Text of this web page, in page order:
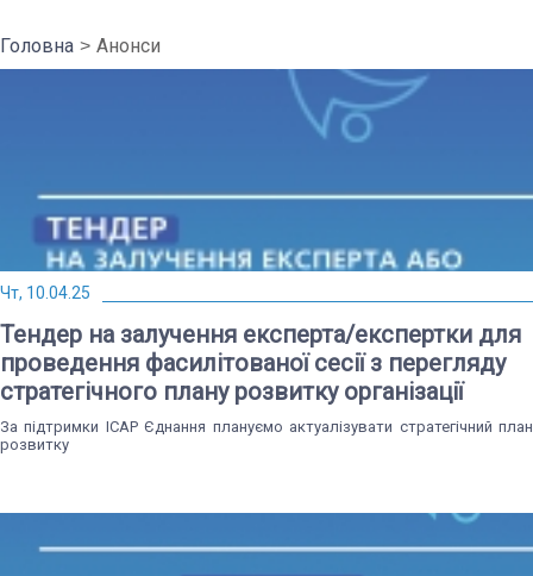
Головна Анонси
Чт, 10.04.25
Тендер на залучення експерта/експертки для
проведення фасилітованої сесії з перегляду
стратегічного плану розвитку організації
За підтримки ІСАР Єднання плануємо актуалізувати стратегічний план
розвитку